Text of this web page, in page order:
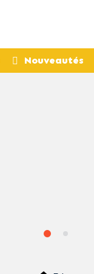
Nouveautés